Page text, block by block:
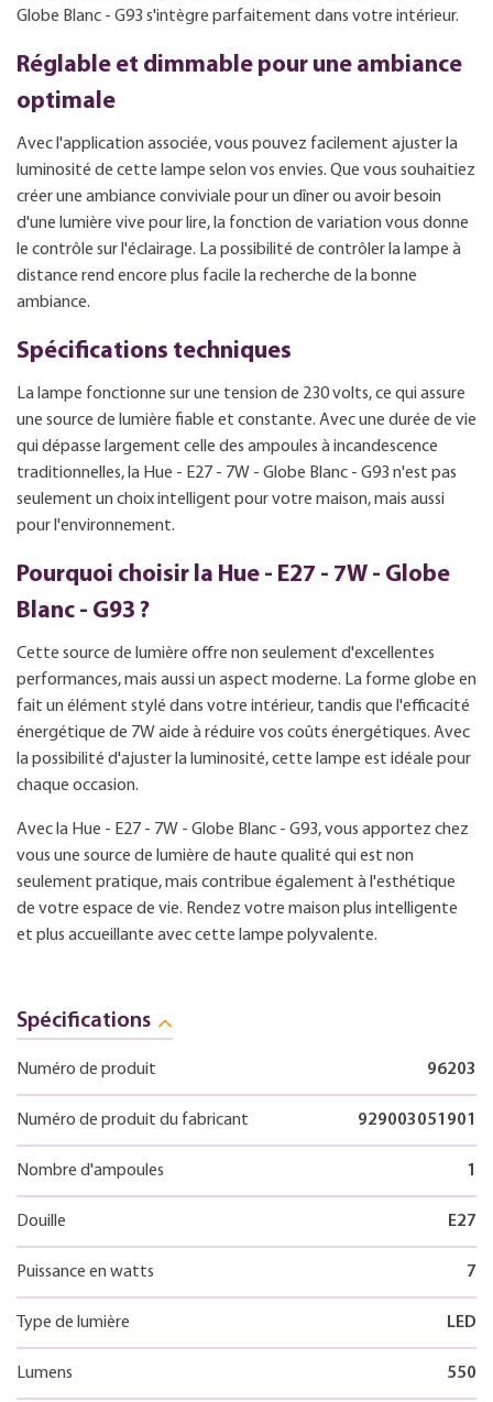
Globe Blanc - G93 s'intègre parfaitement dans votre intérieur.
Réglable et dimmable pour une ambiance
optimale
Avec l'application associée, vous pouvez facilement ajuster la
luminosité de cette lampe selon vos envies. Que vous souhaitiez
créer une ambiance conviviale pour un dîner ou avoir besoin
d'une lumière vive pour lire, la fonction de variation vous donne
le contrôle sur l'éclairage. La possibilité de contrôler la lampe à
distance rend encore plus facile la recherche de la bonne
ambiance.
Spécifications techniques
La lampe fonctionne sur une tension de 230 volts, ce qui assure
une source de lumière fiable et constante. Avec une durée de vie
qui dépasse largement celle des ampoules à incandescence
traditionnelles, la Hue - E27 - 7W - Globe Blanc - G93 n'est pas
seulement un choix intelligent pour votre maison, mais aussi
pour l'environnement.
Pourquoi choisir la Hue - E27 - 7W - Globe
Blanc - G93 ?
Cette source de lumière offre non seulement d'excellentes
performances, mais aussi un aspect moderne. La forme globe en
fait un élément stylé dans votre intérieur, tandis que l'efficacité
énergétique de 7W aide à réduire vos coûts énergétiques. Avec
la possibilité d'ajuster la luminosité, cette lampe est idéale pour
chaque occasion.
Avec la Hue - E27 - 7W - Globe Blanc - G93, vous apportez chez
vous une source de lumière de haute qualité qui est non
seulement pratique, mais contribue également à l'esthétique
de votre espace de vie. Rendez votre maison plus intelligente
et plus accueillante avec cette lampe polyvalente.
Spécifications
Numéro de produit 96203
Numéro de produit du fabricant 929003051901
Nombre d'ampoules 1
Douille E27
Puissance en watts 7
Type de lumière LED
Lumens 550